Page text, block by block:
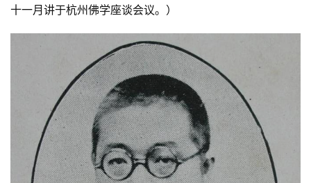
讯
十一月讲于杭州佛学座谈会议。）